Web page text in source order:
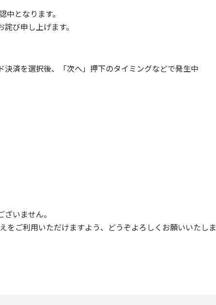
となります。
び申し上げます。
済を選択後、「次へ」押下のタイミングなどで発生中
いません。
をご利用いただけますよう、どうぞよろしくお願いいたしま